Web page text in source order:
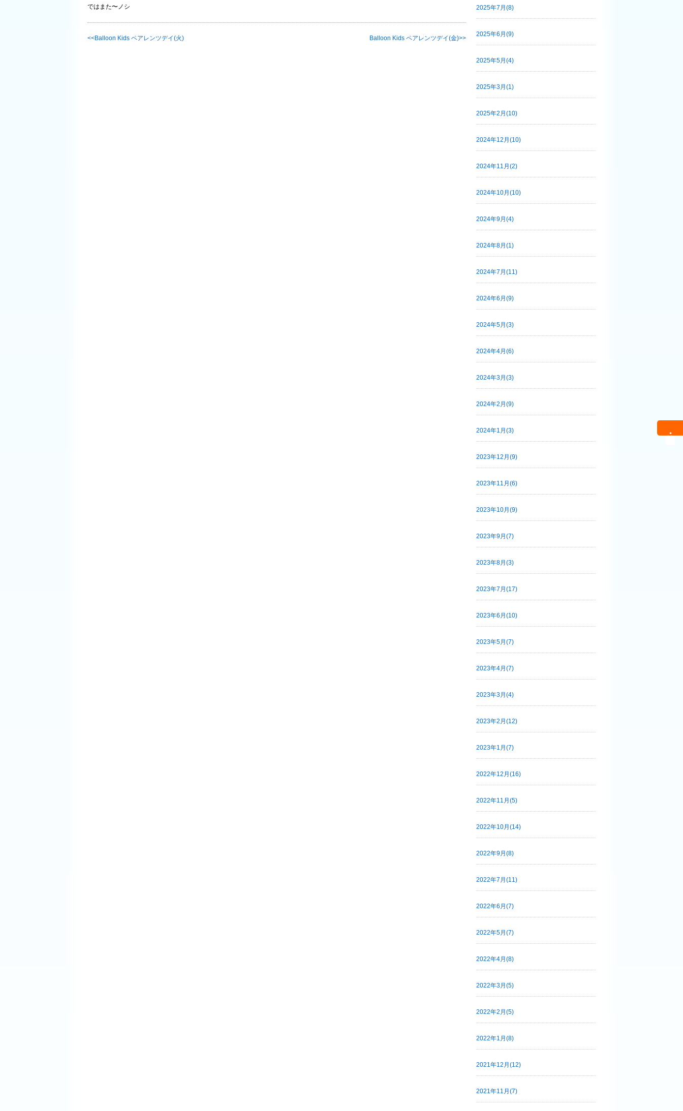
ではまた〜ノシ
Balloon Kids ペアレンツデイ(火) Balloon Kids ペアレンツデイ(金)
2025年7月(8)
2025年6月(9)
2025年5月(4)
2025年3月(1)
2025年2月(10)
2024年12月(10)
2024年11月(2)
2024年10月(10)
2024年9月(4)
2024年8月(1)
2024年7月(11)
2024年6月(9)
2024年5月(3)
2024年4月(6)
2024年3月(3)
2024年2月(9)
2024年1月(3)
2023年12月(9)
2023年11月(6)
2023年10月(9)
2023年9月(7)
2023年8月(3)
2023年7月(17)
2023年6月(10)
2023年5月(7)
2023年4月(7)
2023年3月(4)
2023年2月(12)
2023年1月(7)
2022年12月(16)
2022年11月(5)
2022年10月(14)
2022年9月(8)
2022年7月(11)
2022年6月(7)
2022年5月(7)
2022年4月(8)
2022年3月(5)
2022年2月(5)
2022年1月(8)
2021年12月(12)
2021年11月(7)